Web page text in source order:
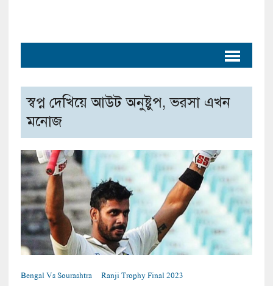
স্বপ্ন দেখিয়ে আউট অনুষ্টুপ, ভরসা এখন
মনোজ
Bengal Vs Sourashtra
Ranji Trophy Final 2023